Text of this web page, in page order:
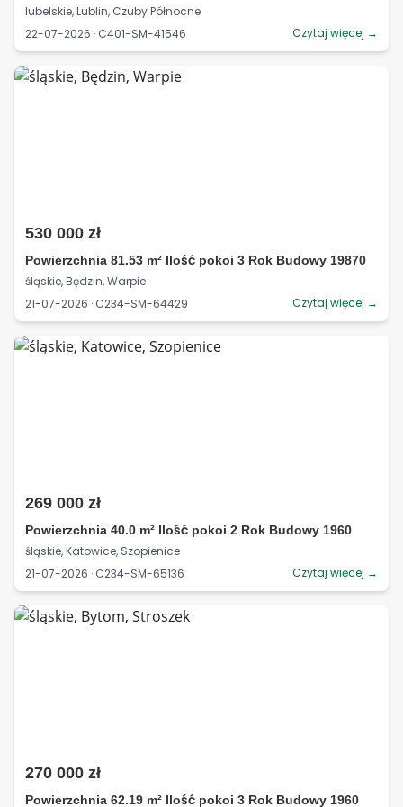
lubelskie, Lublin, Czuby Północne
22-07-2026 · C401-SM-41546
Czytaj więcej →
530 000 zł
Powierzchnia 81.53 m² Ilość pokoi 3 Rok Budowy 19870
śląskie, Będzin, Warpie
21-07-2026 · C234-SM-64429
Czytaj więcej →
269 000 zł
Powierzchnia 40.0 m² Ilość pokoi 2 Rok Budowy 1960
śląskie, Katowice, Szopienice
21-07-2026 · C234-SM-65136
Czytaj więcej →
270 000 zł
Powierzchnia 62.19 m² Ilość pokoi 3 Rok Budowy 1960